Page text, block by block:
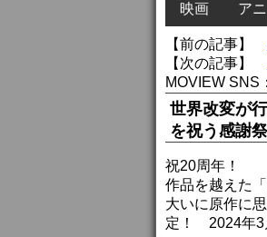
映画 ア
【前の記事】
【次の記事】
MOVIEW SNS：
世界改変が
を祝う感謝
祝20周年！
作品を越えた
大いに原作に
定！ 2024年3